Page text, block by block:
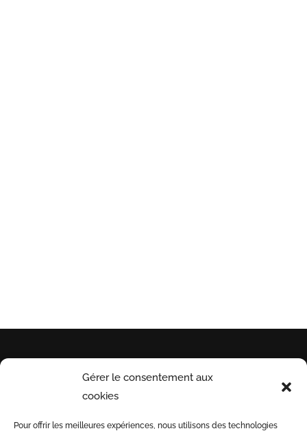
Gérer le consentement aux
cookies
Pour offrir les meilleures expériences, nous utilisons des technologies
INFORMATIONS